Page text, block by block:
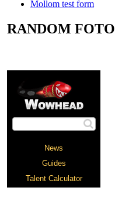
Mollom test form
RANDOM FOTO